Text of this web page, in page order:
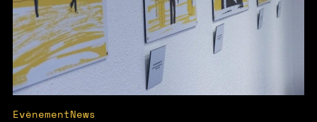
EvènementNews